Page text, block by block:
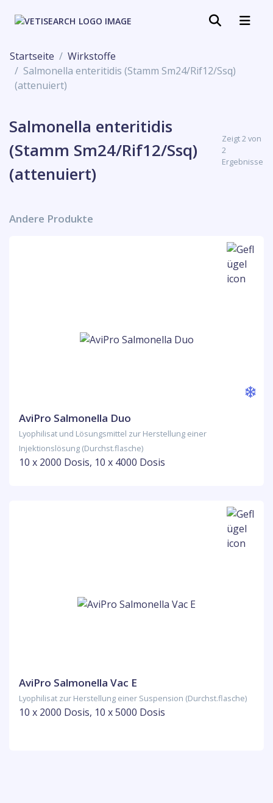
Startseite
Wirkstoffe
Salmonella enteritidis (Stamm Sm24/Rif12/Ssq)
(attenuiert)
Salmonella enteritidis
(Stamm Sm24/Rif12/Ssq)
(attenuiert)
Zeigt 2 von
2
Ergebnisse
Andere Produkte
AviPro Salmonella Duo
Lyophilisat und Lösungsmittel zur Herstellung einer
Injektionslösung (Durchst.flasche)
10 x 2000 Dosis, 10 x 4000 Dosis
AviPro Salmonella Vac E
Lyophilisat zur Herstellung einer Suspension (Durchst.flasche)
10 x 2000 Dosis, 10 x 5000 Dosis